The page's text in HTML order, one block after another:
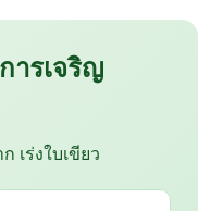
ารเจริญ
เร่งใบเขียว